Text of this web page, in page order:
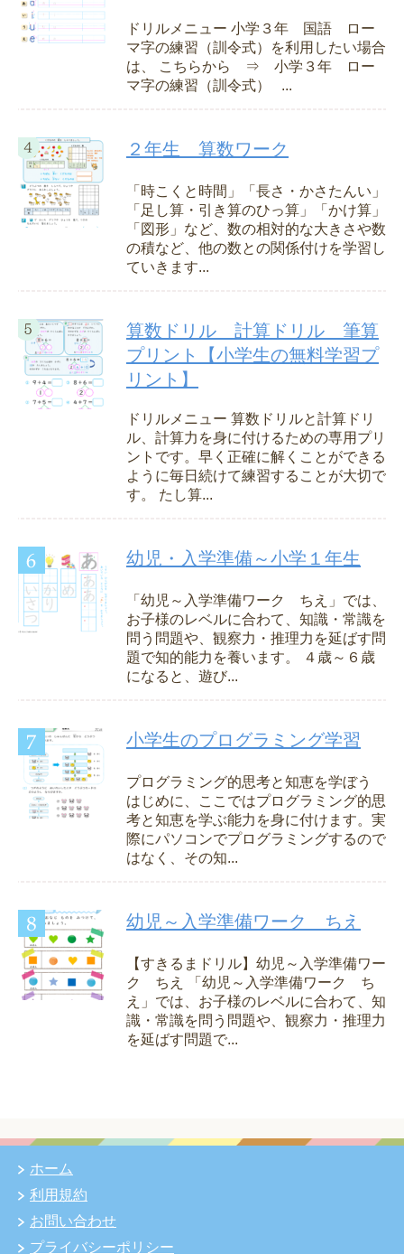
ドリルメニュー 小学３年 国語 ロー
マ字の練習（訓令式）を利用したい場合
は、 こちらから ⇒ 小学３年 ロー
マ字の練習（訓令式） ...
２年生 算数ワーク
「時こくと時間」「長さ・かさたんい」
「足し算・引き算のひっ算」「かけ算」
「図形」など、数の相対的な大きさや数
の積など、他の数との関係付けを学習し
ていきます...
算数ドリル 計算ドリル 筆算
プリント【小学生の無料学習プ
リント】
ドリルメニュー 算数ドリルと計算ドリ
ル、計算力を身に付けるための専用プリ
ントです。早く正確に解くことができる
ように毎日続けて練習することが大切で
す。 たし算...
幼児・入学準備～小学１年生
「幼児～入学準備ワーク ちえ」では、
お子様のレベルに合わて、知識・常識を
問う問題や、観察力・推理力を延ばす問
題で知的能力を養います。 ４歳～６歳
になると、遊び...
小学生のプログラミング学習
プログラミング的思考と知恵を学ぼう
はじめに、ここではプログラミング的思
考と知恵を学ぶ能力を身に付けます。実
際にパソコンでプログラミングするので
はなく、その知...
幼児～入学準備ワーク ちえ
【すきるまドリル】幼児～入学準備ワー
ク ちえ 「幼児～入学準備ワーク ち
え」では、お子様のレベルに合わて、知
識・常識を問う問題や、観察力・推理力
を延ばす問題で...
ホーム
利用規約
お問い合わせ
プライバシーポリシー